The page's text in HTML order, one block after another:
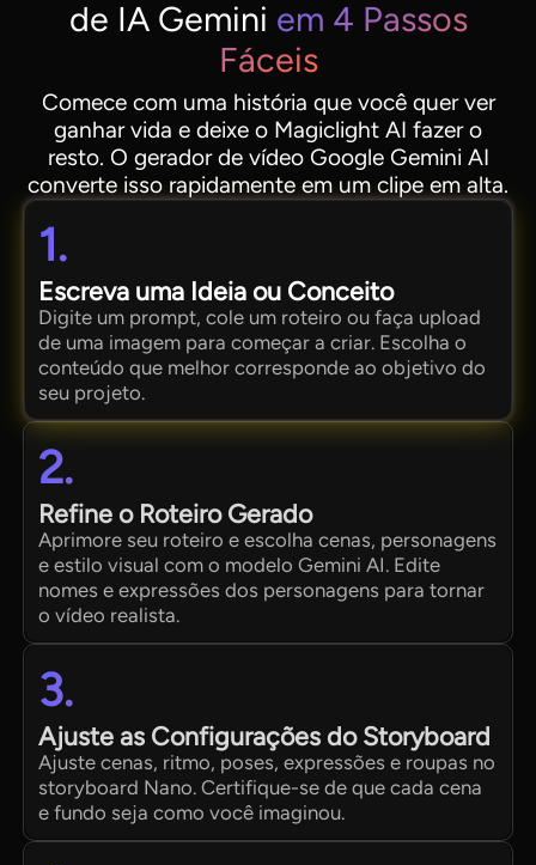
de IA Gemini em 4 Passos
Fáceis
Comece com uma história que você quer ver
ganhar vida e deixe o Magiclight AI fazer o
resto. O gerador de vídeo Google Gemini AI
converte isso rapidamente em um clipe em alta.
1.
Escreva uma Ideia ou Conceito
Digite um prompt, cole um roteiro ou faça upload
de uma imagem para começar a criar. Escolha o
conteúdo que melhor corresponde ao objetivo do
seu projeto.
2.
Refine o Roteiro Gerado
Aprimore seu roteiro e escolha cenas, personagens
e estilo visual com o modelo Gemini AI. Edite
nomes e expressões dos personagens para tornar
o vídeo realista.
3.
Ajuste as Configurações do Storyboard
Ajuste cenas, ritmo, poses, expressões e roupas no
storyboard Nano. Certifique-se de que cada cena
e fundo seja como você imaginou.